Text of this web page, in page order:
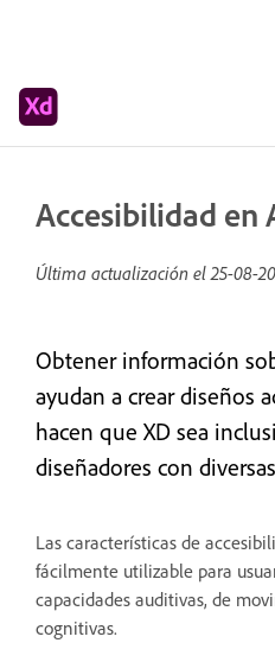
Accesibilidad en
Última actualización el25-08-
Obtener información
ayudan a crear diseños
hacen que XD sea
diseñadores con
Las características de
fácilmente utilizable para
capacidades auditivas, de
cognitivas.